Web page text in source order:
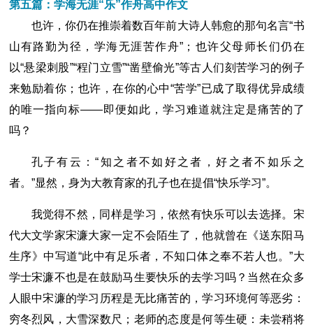
第五篇：学海无涯“乐”作舟高中作文
也许，你仍在推崇着数百年前大诗人韩愈的那句名言“书
山有路勤为径，学海无涯苦作舟”；也许父母师长们仍在
以“悬梁刺股”“程门立雪”“凿壁偷光”等古人们刻苦学习的例子
来勉励着你；也许，在你的心中“苦学”已成了取得优异成绩
的唯一指向标――即便如此，学习难道就注定是痛苦的了
吗？
孔子有云：“知之者不如好之者，好之者不如乐之
者。”显然，身为大教育家的孔子也在提倡“快乐学习”。
我觉得不然，同样是学习，依然有快乐可以去选择。宋
代大文学家宋濂大家一定不会陌生了，他就曾在《送东阳马
生序》中写道“此中有足乐者，不知口体之奉不若人也。”大
学士宋濂不也是在鼓励马生要快乐的去学习吗？当然在众多
人眼中宋濂的学习历程是无比痛苦的，学习环境何等恶劣：
穷冬烈风，大雪深数尺；老师的态度是何等生硬：未尝稍将